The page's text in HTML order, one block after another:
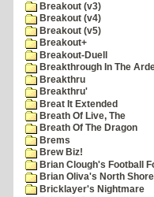
Breakout (v3)
Breakout (v4)
Breakout (v5)
Breakout+
Breakout-Duell
Breakthrough In The
Breakthru
Breakthru'
Breat It Extended
Breath Of Live, The
Breath Of The Dragon
Brems
Brew Biz!
Brian Clough's Football
Brian Oliva's North
Bricklayer's Nightmare